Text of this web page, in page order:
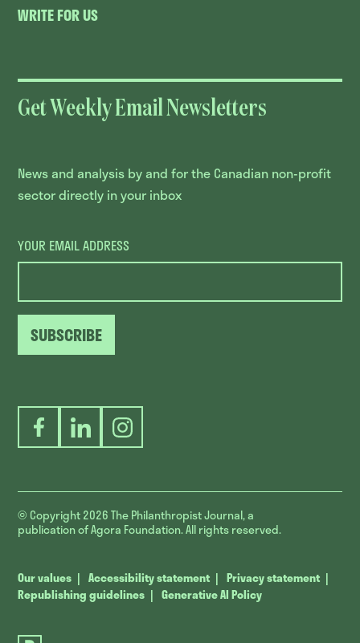
WRITE FOR US
Get Weekly Email Newsletters
News and analysis by and for the Canadian non-profit
sector directly in your inbox
YOUR EMAIL ADDRESS
SUBSCRIBE
FacebookLinkedInInstagram
© Copyright 2026The Philanthropist Journal, a
publication of Agora Foundation. All rights reserved.
Our values Accessibility statement
Privacy statement
Republishing guidelines
Generative AI Policy